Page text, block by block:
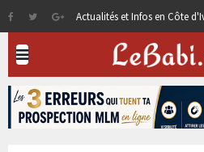
Actualités et Infos en Côte